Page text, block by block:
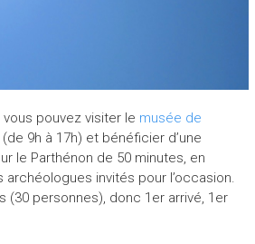
pouvez visiter le musée de
9h à 17h) et bénéficier d’une
le Parthénon de 50 minutes, en
archéologues invités pour l’occasion.
(30 personnes), donc 1er arrivé, 1er